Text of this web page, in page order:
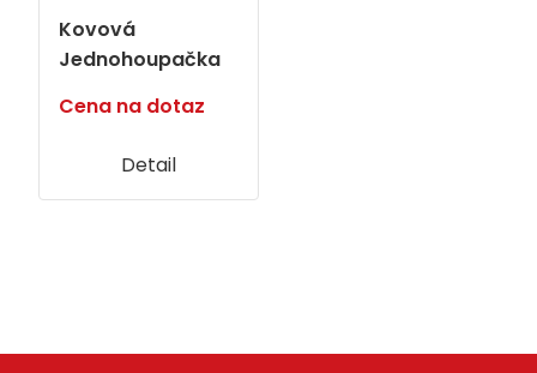
Kovová
Jednohoupačka
Cena na dotaz
Detail